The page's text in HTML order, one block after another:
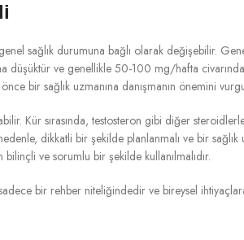
sağlık durumuna bağlı olarak değişebilir.
ve genellikle 50-100 mg/hafta
bir sağlık uzmanına danışmanın önemini
Kür sırasında, testosteron gibi diğer
dikkatli bir şekilde planlanmalı ve bir sağlık
ve sorumlu bir şekilde kullanılmalıdır.
bir rehber niteliğindedir ve bireysel